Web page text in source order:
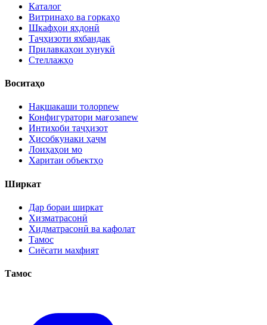
Каталог
Витринаҳо ва горкаҳо
Шкафҳои яхдонӣ
Таҷҳизоти яхбандак
Прилавкаҳои хунукӣ
Стеллажҳо
Воситаҳо
Нақшакаши толорnew
Конфигуратори мағозаnew
Интихоби таҷҳизот
Ҳисобкунаки ҳаҷм
Лоиҳаҳои мо
Харитаи объектҳо
Ширкат
Дар бораи ширкат
Хизматрасонӣ
Хидматрасонӣ ва кафолат
Тамос
Сиёсати махфият
Тамос